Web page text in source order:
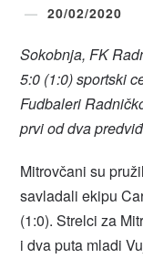
20/02/2020
Sokobnja, FK
5:0 (1:0) sportski
Fudbaleri
prvi od dva
Mitrovčani su
savladali ekipu
(1:0). Strelci za
i dva puta mladi